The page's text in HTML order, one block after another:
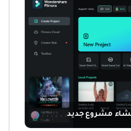
مشروع جديد